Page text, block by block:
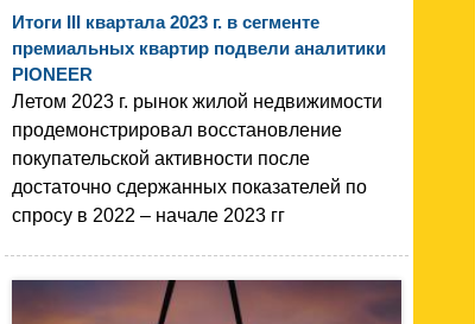
Итоги III квартала 2023 г. в сегменте
премиальных квартир подвели аналитики
PIONEER
Летом 2023 г. рынок жилой недвижимости
продемонстрировал восстановление
покупательской активности после
достаточно сдержанных показателей по
спросу в 2022 – начале 2023 гг